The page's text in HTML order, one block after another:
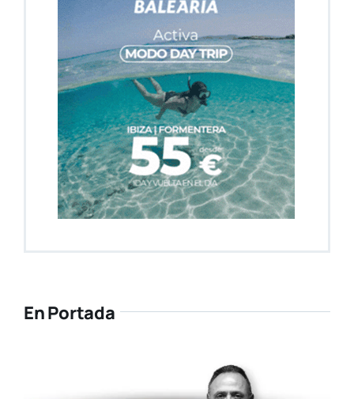
En Portada